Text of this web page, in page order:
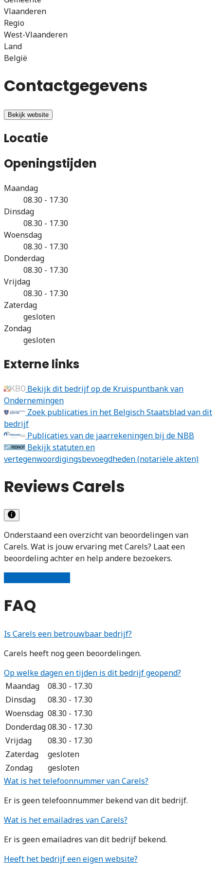
Vlaanderen
Regio
West-Vlaanderen
Land
België
Contactgegevens
Bekijk website
Locatie
Openingstijden
Maandag
08.30 - 17.30
Dinsdag
08.30 - 17.30
Woensdag
08.30 - 17.30
Donderdag
08.30 - 17.30
Vrijdag
08.30 - 17.30
Zaterdag
gesloten
Zondag
gesloten
Externe links
Bekijk dit bedrijf op de Kruispuntbank van
Ondernemingen
Zoek publicaties in het Belgisch Staatsblad van dit
bedrijf
Publicaties van de jaarrekeningen bij de NBB
Bekijk statuten en
vertegenwoordigingsbevoegdheden (notariële akten)
Reviews Carels
Onderstaand een overzicht van beoordelingen van
Carels. Wat is jouw ervaring met Carels? Laat een
beoordeling achter en help andere bezoekers.
FAQ
Is Carels een betrouwbaar bedrijf?
Carels heeft nog geen beoordelingen.
Op welke dagen en tijden is dit bedrijf geopend?
Maandag
08.30 - 17.30
Dinsdag
08.30 - 17.30
Woensdag 08.30 - 17.30
Donderdag08.30 - 17.30
Vrijdag
08.30 - 17.30
Zaterdag
gesloten
Zondag
gesloten
Wat is het telefoonnummer van Carels?
Er is geen telefoonnummer bekend van dit bedrijf.
Wat is het emailadres van Carels?
Er is geen emailadres van dit bedrijf bekend.
Heeft het bedrijf een eigen website?